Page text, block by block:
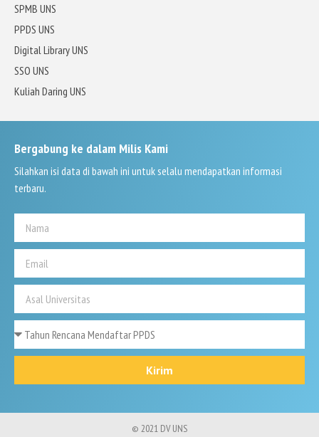
SPMB UNS
PPDS UNS
Digital Library UNS
SSO UNS
Kuliah Daring UNS
Bergabung ke dalam Milis Kami
Silahkan isi data di bawah ini untuk selalu mendapatkan informasi
terbaru.
Kirim
© 2021 DV UNS